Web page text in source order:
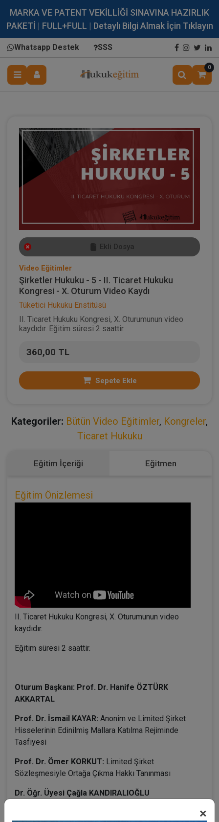
MARKA VE PATENT VEKİLLİĞİ SINAVINA HAZIRLIK
PAKETİ | FULL+FULL | Detaylı Bilgi Almak İçin Tıklayın
Whatsapp Destek SSS
0
×
Ekli Dosya
Video Eğitimler
Şirketler Hukuku - 5 - II. Ticaret Hukuku
Kongresi - X. Oturum Video Kaydı
Tüketici Hukuku Enstitüsü
II. Ticaret Hukuku Kongresi, X. Oturumunun video
kaydıdır. Eğitim süresi 2 saattir.
360,00 TL
Sepete Ekle
Kategoriler: Bütün Video Eğitimler, Kongreler,
Ticaret Hukuku
Eğitim İçeriği Eğitmen
Eğitim Önizlemesi
II. Ticaret Hukuku Kongresi, X. Oturumunun video
kaydıdır.
Eğitim süresi 2 saattir.
Oturum Başkanı: Prof. Dr. Hanife ÖZTÜRK
AKKARTAL
Prof. Dr. İsmail KAYAR: Anonim ve Limited Şirket
Hisselerinin Edinilmiş Mallara Katılma Rejiminde
Tasfiyesi
Prof. Dr. Ömer KORKUT: Limited Şirket
Sözleşmesiyle Ortağa Çıkma Hakkı Tanınması
Dr. Öğr. Üyesi Çağla KANDIRALIOĞLU